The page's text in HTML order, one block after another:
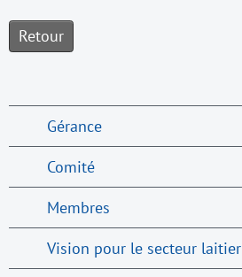
Retour
Gérance
Comité
Membres
Vision pour le secteur laitier